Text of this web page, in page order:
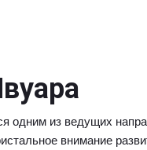
одним из ведущих
внимание